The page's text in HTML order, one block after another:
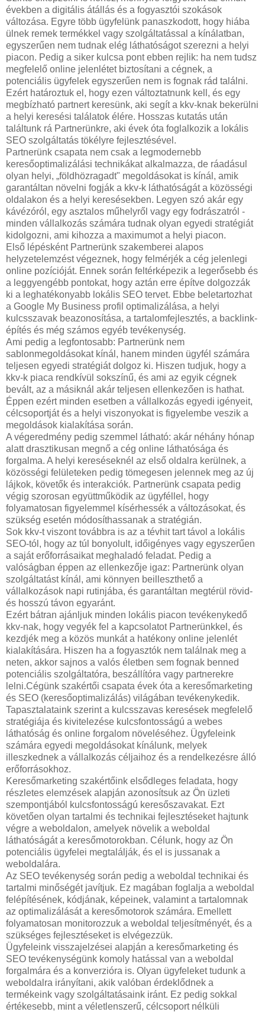
években a digitális átállás és a fogyasztói szokások
változása. Egyre több ügyfelünk panaszkodott, hogy hiába
ülnek remek termékkel vagy szolgáltatással a kínálatban,
egyszerűen nem tudnak elég láthatóságot szerezni a helyi
piacon. Pedig a siker kulcsa pont ebben rejlik: ha nem tudsz
megfelelő online jelenlétet biztosítani a cégnek, a
potenciális ügyfelek egyszerűen nem is fognak rád találni.
Ezért határoztuk el, hogy ezen változtatnunk kell, és egy
megbízható partnert keresünk, aki segít a kkv-knak bekerülni
a helyi keresési találatok élére. Hosszas kutatás után
találtunk rá Partnerünkre, aki évek óta foglalkozik a lokális
SEO szolgáltatás tökélyre fejlesztésével.
Partnerünk csapata nem csak a legmodernebb
keresőoptimalizálási technikákat alkalmazza, de ráadásul
olyan helyi, „földhözragadt" megoldásokat is kínál, amik
garantáltan növelni fogják a kkv-k láthatóságát a közösségi
oldalakon és a helyi keresésekben. Legyen szó akár egy
kávézóról, egy asztalos műhelyről vagy egy fodrászatról -
minden vállalkozás számára tudnak olyan egyedi stratégiát
kidolgozni, ami kihozza a maximumot a helyi piacon.
Első lépésként Partnerünk szakemberei alapos
helyzetelemzést végeznek, hogy felmérjék a cég jelenlegi
online pozícióját. Ennek során feltérképezik a legerősebb és
a leggyengébb pontokat, hogy aztán erre építve dolgozzák
ki a leghatékonyabb lokális SEO tervet. Ebbe beletartozhat
a Google My Business profil optimalizálása, a helyi
kulcsszavak beazonosítása, a tartalomfejlesztés, a backlink-
építés és még számos egyéb tevékenység.
Ami pedig a legfontosabb: Partnerünk nem
sablonmegoldásokat kínál, hanem minden ügyfél számára
teljesen egyedi stratégiát dolgoz ki. Hiszen tudjuk, hogy a
kkv-k piaca rendkívül sokszínű, és ami az egyik cégnek
bevált, az a másiknál akár teljesen ellenkezően is hathat.
Éppen ezért minden esetben a vállalkozás egyedi igényeit,
célcsoportját és a helyi viszonyokat is figyelembe veszik a
megoldások kialakítása során.
A végeredmény pedig szemmel látható: akár néhány hónap
alatt drasztikusan megnő a cég online láthatósága és
forgalma. A helyi kereséseknél az első oldalra kerülnek, a
közösségi felületeken pedig tömegesen jelennek meg az új
lájkok, követők és interakciók. Partnerünk csapata pedig
végig szorosan együttműködik az ügyféllel, hogy
folyamatosan figyelemmel kísérhessék a változásokat, és
szükség esetén módosíthassanak a stratégián.
Sok kkv-t viszont továbbra is az a tévhit tart távol a lokális
SEO-tól, hogy az túl bonyolult, időigényes vagy egyszerűen
a saját erőforrásaikat meghaladó feladat. Pedig a
valóságban éppen az ellenkezője igaz: Partnerünk olyan
szolgáltatást kínál, ami könnyen beilleszthető a
vállalkozások napi rutinjába, és garantáltan megtérül rövid-
és hosszú távon egyaránt.
Ezért bátran ajánljuk minden lokális piacon tevékenykedő
kkv-nak, hogy vegyék fel a kapcsolatot Partnerünkkel, és
kezdjék meg a közös munkát a hatékony online jelenlét
kialakítására. Hiszen ha a fogyasztók nem találnak meg a
neten, akkor sajnos a valós életben sem fognak benned
potenciális szolgáltatóra, beszállítóra vagy partnerekre
lelni.Cégünk szakértői csapata évek óta a keresőmarketing
és SEO (keresőoptimalizálás) világában tevékenykedik.
Tapasztalataink szerint a kulcsszavas keresések megfelelő
stratégiája és kivitelezése kulcsfontosságú a webes
láthatóság és online forgalom növeléséhez. Ügyfeleink
számára egyedi megoldásokat kínálunk, melyek
illeszkednek a vállalkozás céljaihoz és a rendelkezésre álló
erőforrásokhoz.
Keresőmarketing szakértőink elsődleges feladata, hogy
részletes elemzések alapján azonosítsuk az Ön üzleti
szempontjából kulcsfontosságú keresőszavakat. Ezt
követően olyan tartalmi és technikai fejlesztéseket hajtunk
végre a weboldalon, amelyek növelik a weboldal
láthatóságát a keresőmotorokban. Célunk, hogy az Ön
potenciális ügyfelei megtalálják, és el is jussanak a
weboldalára.
Az SEO tevékenység során pedig a weboldal technikai és
tartalmi minőségét javítjuk. Ez magában foglalja a weboldal
felépítésének, kódjának, képeinek, valamint a tartalomnak
az optimalizálását a keresőmotorok számára. Emellett
folyamatosan monitorozzuk a weboldal teljesítményét, és a
szükséges fejlesztéseket is elvégezzük.
Ügyfeleink visszajelzései alapján a keresőmarketing és
SEO tevékenységünk komoly hatással van a weboldal
forgalmára és a konverzióra is. Olyan ügyfeleket tudunk a
weboldalra irányítani, akik valóban érdeklődnek a
termékeink vagy szolgáltatásaink iránt. Ez pedig sokkal
értékesebb, mint a véletlenszerű, célcsoport nélküli